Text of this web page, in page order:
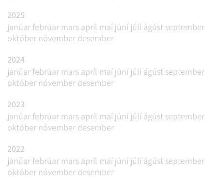
2025
janúar febrúar mars apríl maí júní júlí ágúst september
október nóvember desember
2024
janúar febrúar mars apríl maí júní júlí ágúst september
október nóvember desember
2023
janúar febrúar mars apríl maí júní júlí ágúst september
október nóvember desember
2022
janúar febrúar mars apríl maí júní júlí ágúst september
október nóvember desember